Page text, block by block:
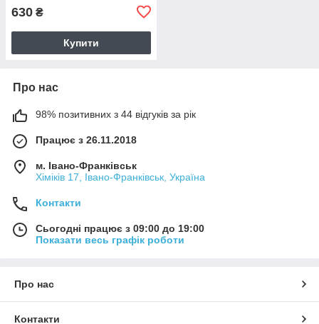
630 ₴
Купити
Про нас
98% позитивних з 44 відгуків за рік
Працює з 26.11.2018
м. Івано-Франківськ
Хіміків 17, Івано-Франківськ, Україна
Контакти
Сьогодні працює з 09:00 до 19:00
Показати весь графік роботи
Про нас
Контакти